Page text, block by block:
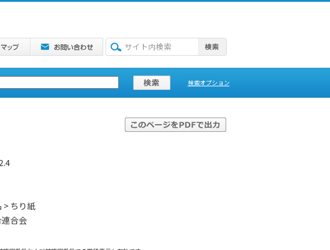
検索オプション
> ちり紙
合会